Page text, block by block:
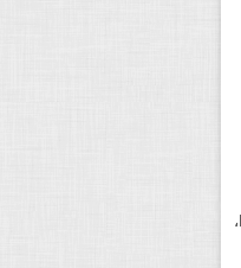
درک نوردهی – همراه با توضیح ISO،